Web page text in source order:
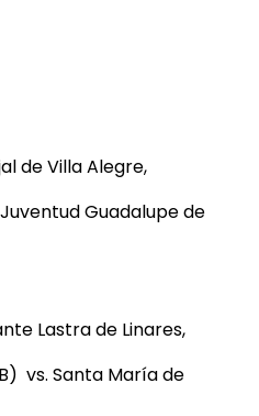
de Villa Alegre,
Guadalupe de
Lastra de Linares,
vs. Santa María de